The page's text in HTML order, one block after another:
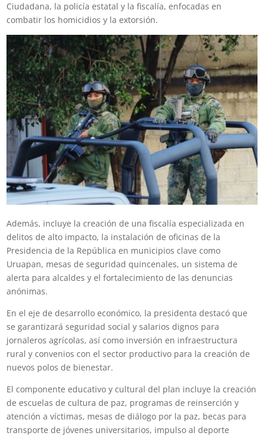
Ciudadana, la policía estatal y la fiscalía, enfocadas en
combatir los homicidios y la extorsión.
Además, incluye la creación de una fiscalía especializada en
delitos de alto impacto, la instalación de oficinas de la
Presidencia de la República en municipios clave como
Uruapan, mesas de seguridad quincenales, un sistema de
alerta para alcaldes y el fortalecimiento de las denuncias
anónimas.
En el eje de desarrollo económico, la presidenta destacó que
se garantizará seguridad social y salarios dignos para
jornaleros agrícolas, así como inversión en infraestructura
rural y convenios con el sector productivo para la creación de
nuevos polos de bienestar.
El componente educativo y cultural del plan incluye la creación
de escuelas de cultura de paz, programas de reinserción y
atención a víctimas, mesas de diálogo por la paz, becas para
transporte de jóvenes universitarios, impulso al deporte